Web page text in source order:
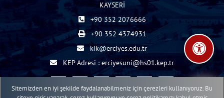
KAYSERİ
+90 352 2076666
+90 352 4374931
kik@erciyes.edu.tr
KEP Adresi : erciyesuni@hs01.kep.tr
Sitemizden en iyi şekilde faydalanabilmeniz için çerezleri kullanıyoruz. Bu